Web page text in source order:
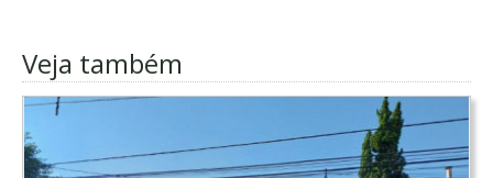
Veja também